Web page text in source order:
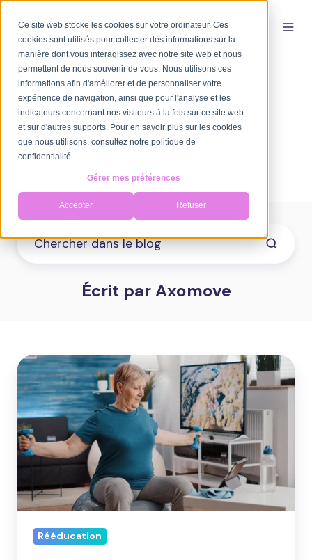
Ce site web stocke les cookies sur votre ordinateur. Ces
cookies sont utilisés pour collecter des informations sur la
manière dont vous interagissez avec notre site web et nous
permettent de nous souvenir de vous. Nous utilisons ces
informations afin d'améliorer et de personnaliser votre
expérience de navigation, ainsi que pour l'analyse et les
indicateurs concernant nos visiteurs à la fois sur ce site web
et sur d'autres supports. Pour en savoir plus sur les cookies
que nous utilisons, consultez notre politique de
confidentialité.
Gérer mes préférences
Accepter Refuser
FR-FR
Axomove
Écrit par Axomove
Axomove
:
une
réponse
innovante
à
l’appel
à
ARSRééducation